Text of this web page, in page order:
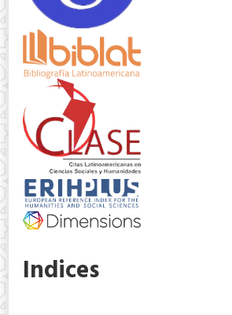
Indices